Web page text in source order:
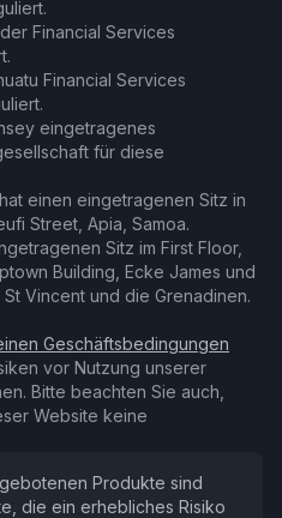
Financial Services
Financial Services
eingetragenes
für diese
einen eingetragenen Sitz in
Street, Apia, Samoa.
Sitz im First Floor,
Building, Ecke James und
Vincent und die Grenadinen.
Geschäftsbedingungen
vor Nutzung unserer
Bitte beachten Sie auch,
Website keine
Produkte sind
die ein erhebliches Risiko